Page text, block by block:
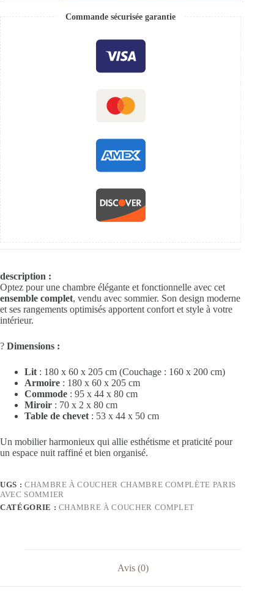
Commande sécurisée garantie
description :
Optez pour une chambre élégante et fonctionnelle avec cet
ensemble complet, vendu avec sommier. Son design moderne
et ses rangements optimisés apportent confort et style à votre
intérieur.
? Dimensions :
Lit : 180 x 60 x 205 cm (Couchage : 160 x 200 cm)
Armoire : 180 x 60 x 205 cm
Commode : 95 x 44 x 80 cm
Miroir : 70 x 2 x 80 cm
Table de chevet : 53 x 44 x 50 cm
Un mobilier harmonieux qui allie esthétisme et praticité pour
un espace nuit raffiné et bien organisé.
UGS : CHAMBRE À COUCHER CHAMBRE COMPLÈTE PARIS
AVEC SOMMIER
CATÉGORIE : CHAMBRE À COUCHER COMPLET
Avis (0)